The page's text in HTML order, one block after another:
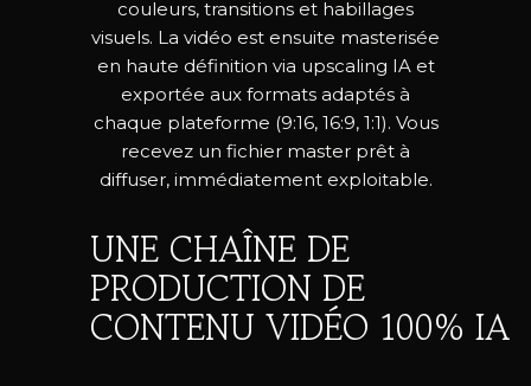
couleurs, transitions et habillages
visuels. La vidéo est ensuite masterisée
en haute définition via upscaling IA et
exportée aux formats adaptés à
chaque plateforme (9:16, 16:9, 1:1). Vous
recevez un fichier master prêt à
diffuser, immédiatement exploitable.
UNE CHAÎNE DE
PRODUCTION DE
CONTENU VIDÉO 100% IA